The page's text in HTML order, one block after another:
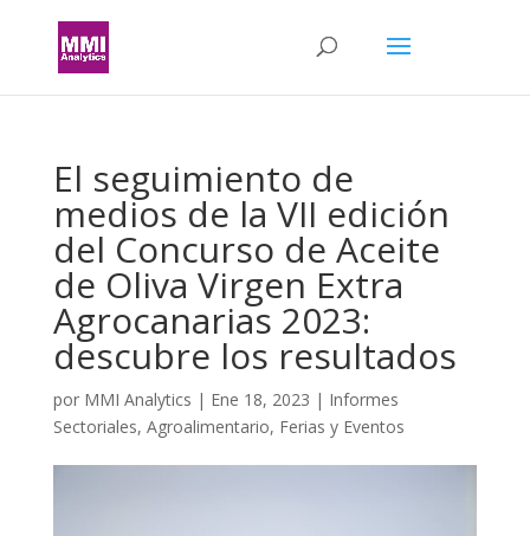
El seguimiento de
medios de la VII edición
del Concurso de Aceite
de Oliva Virgen Extra
Agrocanarias 2023:
descubre los resultados
por MMI Analytics | Ene 18, 2023 | Informes
Sectoriales, Agroalimentario, Ferias y Eventos